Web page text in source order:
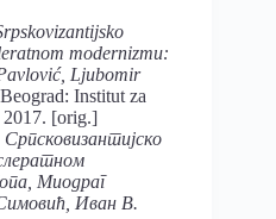
modernizmu:
Ljubomir
Institut za
2017. [orig.]
Српсковизантијско
Миодраг
Иван В.